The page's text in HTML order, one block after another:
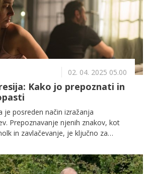
02. 04. 2025 05.00
Kako jo prepoznati in
je posreden način izražanja
Prepoznavanje njenih znakov, kot
in zavlačevanje, je ključno za